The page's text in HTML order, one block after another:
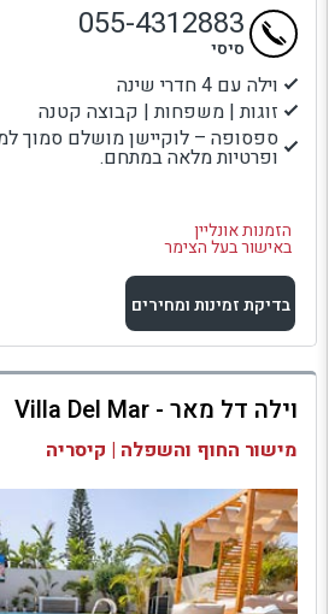
וילה עם 4 חדרי שינה
זוגות | משפחות | קבוצה קטנה
ספסופה – לוקיישן מושלם סמוך
ופרטיות מלאה במתחם.
הזמנות אונליין
באישור בעל הצימר
055-4312883
סיסי
בדיקת זמינות ומחירים
למתחם זה
בדיקת זמינות ומחירים
וילה דל מאר - Villa Del Mar
מישור החוף והשפלה | קיסריה